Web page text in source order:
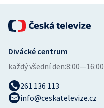
Divácké centrum
každý všední den:
261 136 113
info@ceskatelevize.cz